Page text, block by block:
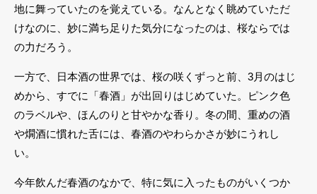
地に舞っていたのを覚えている。なんとなく眺めていただ
けなのに、妙に満ち足りた気分になったのは、桜ならでは
の力だろう。
一方で、日本酒の世界では、桜の咲くずっと前、3月のはじ
めから、すでに「春酒」が出回りはじめていた。ピンク色
のラベルや、ほんのりと甘やかな香り。冬の間、重めの酒
や燗酒に慣れた舌には、春酒のやわらかさが妙にうれし
い。
今年飲んだ春酒のなかで、特に気に入ったものがいくつか